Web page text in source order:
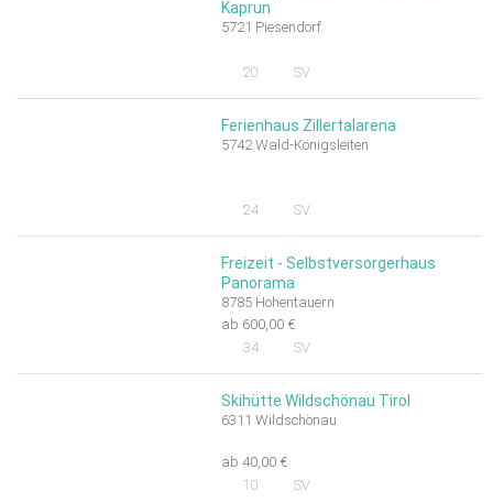
Kaprun
5721 Piesendorf
20 SV
Ferienhaus Zillertalarena
5742 Wald-Königsleiten
24 SV
Freizeit - Selbstversorgerhaus
Panorama
8785 Hohentauern
ab 600,00 €
34
SV
Skihütte Wildschönau Tirol
6311 Wildschönau
ab 40,00 €
10
SV